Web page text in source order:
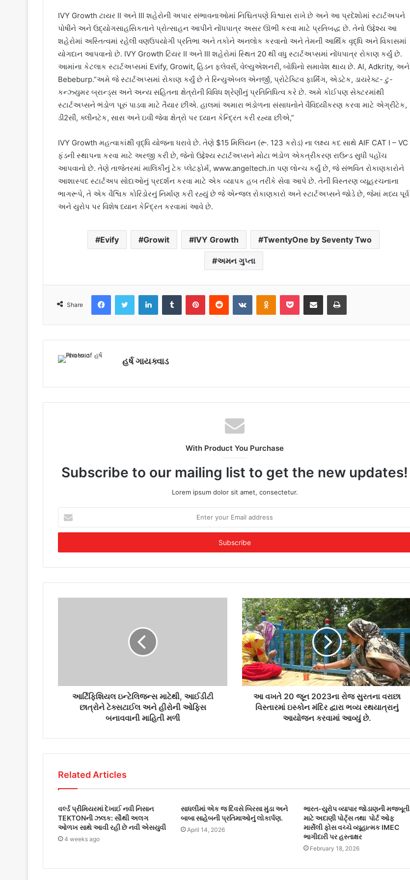
IVY Growth ટાયર II અને III શહેરોની અપાર સંભાવનાઓમાં નિશ્ચિતપણે વિશ્વાસ રાખે છે અને આ પ્રદેશોમાં સ્ટાર્ટઅપને
પોષીને અને ઉદ્યોગસાહસિકતાને પ્રોત્સાહન આપીને નોંધપાત્ર અસર ઊભી કરવા માટે પ્રતિબદ્ધ છે. તેનો ઉદ્દેશ્ય આ
શહેરોમાં અસ્તિત્વમાં રહેલી વણઉપયોગી પ્રતિભા અને તકોને અનલોક કરવાનો અને તેમની આર્થિક વૃદ્ધિ અને વિકાસમાં
યોગદાન આપવાનો છે. IVY Growth ટિયર II અને III શહેરોમાં સ્થિત 20 થી વધુ સ્ટાર્ટઅપ્સમાં નોંધપાત્ર રોકાણ કર્યું છે.
આમાંના કેટલાક સ્ટાર્ટઅપ્સમાં Evify, Growit, હિડન ફ્લેવર્સ, વેલ્યુએશનરી, બોધિનો સમાવેશ થાય છે. Al, Adkrity, અને
Bebeburp.”અમે જે સ્ટાર્ટઅપ્સમાં રોકાણ કર્યું છે તે રિન્યુએબલ એનર્જી, પ્રોટેક્ટિવ ફાર્મિંગ, એડટેક, ડાયરેક્ટ- ટુ-
કન્ઝ્યુમર બ્રાન્ડ્સ અને અન્ય સહિતના ક્ષેત્રોની વિવિધ શ્રેણીનું પ્રતિનિધિત્વ કરે છે. અમે કોઈપણ સેક્ટરમાંથી
સ્ટાર્ટઅપ્સને ભંડોળ પૂરું પાડવા માટે તૈયાર છીએ. હાલમાં અમારા ભંડોળના સંસાધનોને વૈવિધ્યીકરણ કરવા માટે એગ્રીટેક,
ડી2સી, ક્લીનટેક, સાસ અને ઇવી જેવા ક્ષેત્રો પર ધ્યાન કેન્દ્રિત કરી રહ્યા છીએ,”
IVY Growth મહત્વાકાંક્ષી વૃદ્ધિ યોજના ધરાવે છે. તેણે $15 મિલિયન (રૂ. 123 કરોડ) ના લક્ષ્ય કદ સાથે AIF CAT I – VC
ફંડની સ્થાપના કરવા માટે અરજી કરી છે, જેનો ઉદ્દેશ્ય સ્ટાર્ટઅપ્સને મોટા ભંડોળ એકત્રીકરણ રાઉન્ડ સુધી પહોંચ
આપવાનો છે. તેણે તાજેતરમાં માલિકીનું ટેક પ્લેટફોર્મ, www.angeltech.in પણ લોન્ચ કર્યું છે, જે સંભવિત રોકાણકારોને
આશાસ્પદ સ્ટાર્ટઅપ સોદાઓનું પ્રદર્શન કરવા માટે એક વ્યાપક હબ તરીકે સેવા આપે છે. તેની વિસ્તરણ વ્યૂહરચનાના
ભાગરૂપે, તે એક વૈશ્વિક કોરિડોરનું નિર્માણ કરી રહ્યું છે જે એન્જલ રોકાણકારો અને સ્ટાર્ટઅપ્સને જોડે છે, જેમાં મધ્ય પૂર્વ
અને યુરોપ પર વિશેષ ધ્યાન કેન્દ્રિત કરવામાં આવે છે.
Evify Growit IVY Growth TwentyOne by Seventy Two
અમન ગુપ્તા
Share
હર્ષ ગાયક્વાડ
With Product You Purchase
Subscribe to our mailing list to get the new updates!
Lorem ipsum dolor sit amet, consectetur.
t
r
u
r
આર્ટિફિશિયલ ઇન્ટેલિજન્સ માટેથી, આઈડીટી
છાત્રોને ટેક્સટાઈલ અને હીરોની ઓફિસ
બનાવવાની માહિતી મળી
આ વખતે 20 જૂન 2023ના રોજ સુરતના વરાછા
વિસ્તારમાં ઇસ્કોન મંદિર દ્વારા ભવ્ય રથયાત્રાનું
આયોજન કરવામાં આવ્યું છે.
Related Articles
વર્લ્ડ પ્રીમિયરમાં દેખાઈ નવી નિસાન
TEKTONની ઝલક: સૌથી અલગ
ઓળખ સાથે આવી રહી છે નવી એસયુવી
4 weeks ago
સાધલીમાં એક જ દિવસે બિરસા મુંડા અને
બાબા સાહેબની પ્રતિમાઓનું લોકાર્પણ.
April 14, 2026
ભારત-યુરોપ વ્યાપાર જોડાણની મજબૂતી
માટે અદાણી પોર્ટ્સ તથા પોર્ટ ઓફ
માર્સેલી ફોસ વચ્ચે વ્યૂહાત્મક IMEC
ભાગીદારી પર હસ્તાક્ષર
February 18, 2026